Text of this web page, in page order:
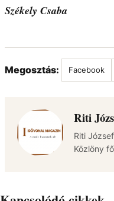
Székely Csaba
Megosztás: Facebook
Riti
Riti
Közlöny